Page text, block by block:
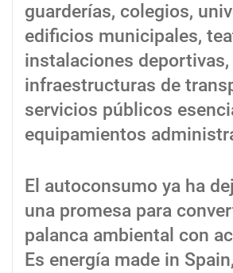
guarderías, colegios,
edificios municipales,
instalaciones deportivas,
infraestructuras de
servicios públicos
equipamientos
El autoconsumo ya ha
una promesa para
palanca ambiental con
Es energía made in